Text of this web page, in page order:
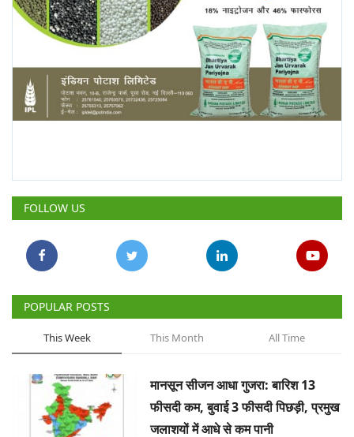
FOLLOW US
POPULAR POSTS
This Week This Month All Time
मानसून सीजन आधा गुजरा: बारिश 13
फीसदी कम, बुवाई 3 फीसदी पिछड़ी, प्रमुख
जलाशयों में आधे से कम पानी